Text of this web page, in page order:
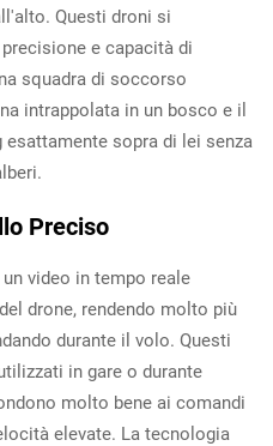
Questi droni si
e capacità di
squadra di soccorso
intrappolata in un bosco e il
sopra di lei senza
Preciso
video in tempo reale
drone, rendendo molto più
durante il volo. Questi
in gare o durante
molto bene ai comandi
elevate. La tecnologia